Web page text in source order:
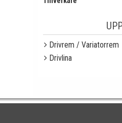
Drivrem / Variatorrem
Drivlina